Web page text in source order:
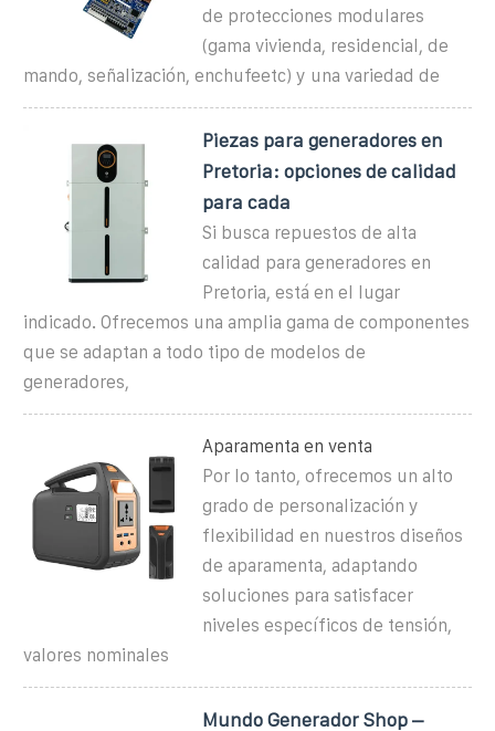
de protecciones modulares
(gama vivienda, residencial, de
mando, señalización, enchufeetc) y una variedad de
Piezas para generadores en
Pretoria: opciones de calidad
para cada
Si busca repuestos de alta
calidad para generadores en
Pretoria, está en el lugar
indicado. Ofrecemos una amplia gama de componentes
que se adaptan a todo tipo de modelos de
generadores,
Aparamenta en venta
Por lo tanto, ofrecemos un alto
grado de personalización y
flexibilidad en nuestros diseños
de aparamenta, adaptando
soluciones para satisfacer
niveles específicos de tensión,
valores nominales
Mundo Generador Shop –